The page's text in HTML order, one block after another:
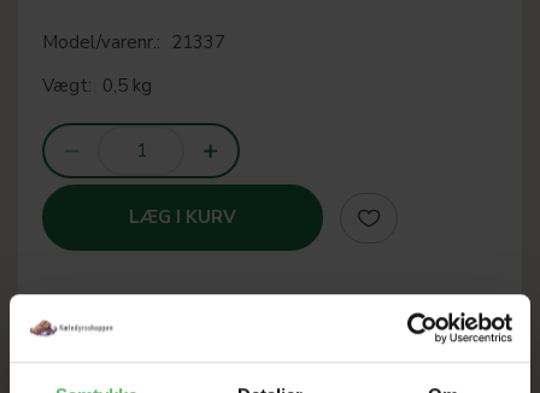
Model/varenr.: 21337
Vægt: 0,5 kg
LÆG I KURV